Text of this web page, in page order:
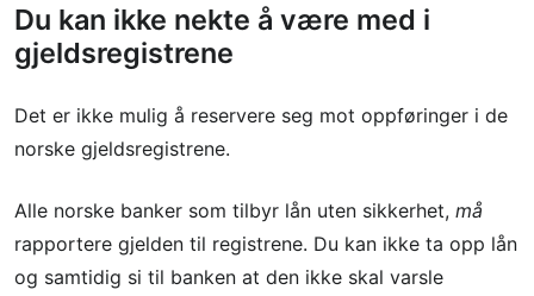
Du kan ikke nekte å være med i
gjeldsregistrene
Det er ikke mulig å reservere seg mot oppføringer i de
norske gjeldsregistrene.
Alle norske banker som tilbyr lån uten sikkerhet, må
rapportere gjelden til registrene. Du kan ikke ta opp lån
og samtidig si til banken at den ikke skal varsle